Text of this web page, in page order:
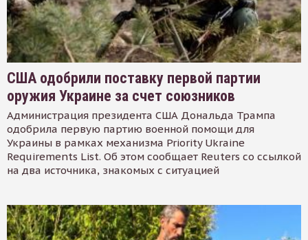
США одобрили поставку первой партии
оружия Украине за счет союзников
Администрация президента США Дональда Трампа
одобрила первую партию военной помощи для
Украины в рамках механизма Priority Ukraine
Requirements List. Об этом сообщает Reuters со ссылкой
на два источника, знакомых с ситуацией